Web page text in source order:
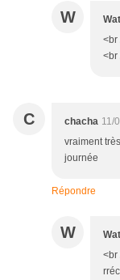
W
<br
<br
C chacha 11/
vraiment
journée
Répondre
W
<br